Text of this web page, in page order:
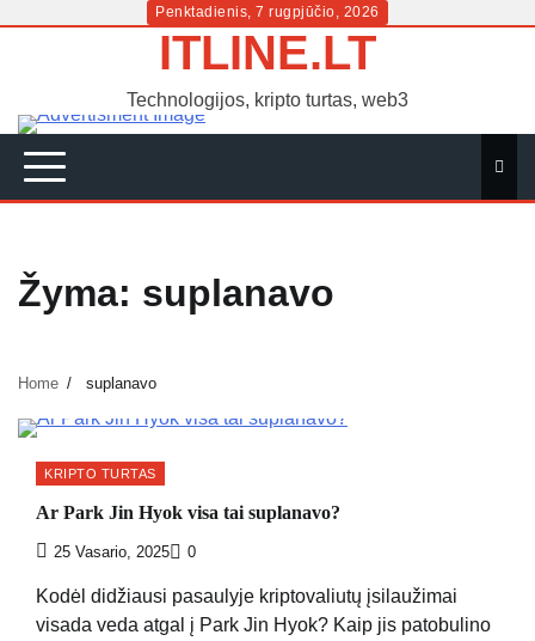
Penktadienis, 7 rugpjūčio, 2026
ITLINE.LT
Technologijos, kripto turtas, web3
Žyma: suplanavo
Home suplanavo
KRIPTO TURTAS
Ar Park Jin Hyok visa tai suplanavo?
25 Vasario, 2025 0
Kodėl didžiausi pasaulyje kriptovaliutų įsilaužimai
visada veda atgal į Park Jin Hyok? Kaip jis patobulino